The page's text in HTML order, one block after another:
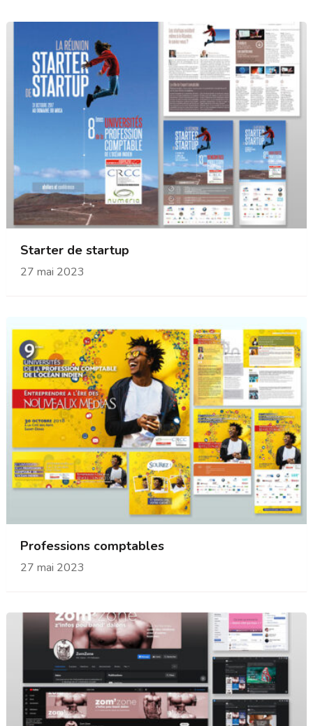
Starter de startup
27 mai 2023
Professions comptables
27 mai 2023